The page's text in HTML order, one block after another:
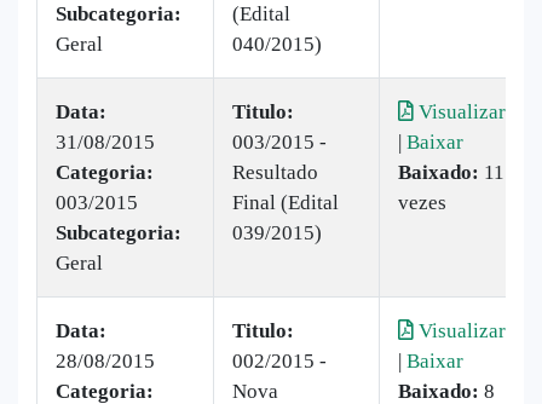
Subcategoria:
Geral
(Edital
040/2015)
Data:
31/08/2015
Categoria:
003/2015
Subcategoria:
Geral
Titulo:
003/2015 -
Resultado
Final (Edital
039/2015)
Visualizar
| Baixar
Baixado: 11
vezes
Data:
28/08/2015
Categoria:
Titulo:
002/2015 -
Nova
Visualizar
| Baixar
Baixado: 8